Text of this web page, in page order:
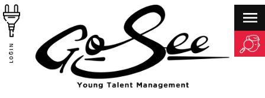
LOGIN